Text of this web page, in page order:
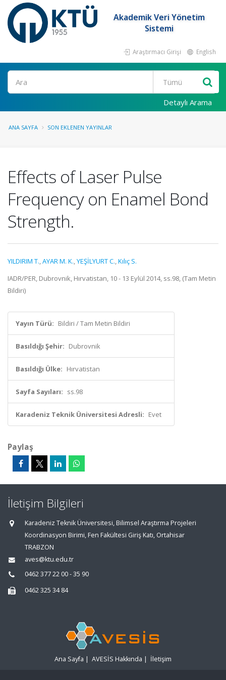
Akademik Veri Yönetim
Sistemi
Araştırmacı Girişi English
Ara
Detaylı Arama
ANA SAYFA SON EKLENEN YAYINLAR
Effects of Laser Pulse
Frequency on Enamel Bond
Strength.
YILDIRIM T.,AYAR M. K.,YEŞİLYURT C.,Kılıç S.
IADR/PER, Dubrovnik, Hırvatistan, 10 - 13 Eylül 2014, ss.98, (Tam Metin
Bildiri)
Yayın Türü: Bildiri / Tam Metin Bildiri
Basıldığı Şehir: Dubrovnik
Basıldığı Ülke: Hırvatistan
Sayfa Sayıları: ss.98
Karadeniz Teknik Üniversitesi Adresli: Evet
Paylaş
İletişim Bilgileri
Karadeniz Teknik Üniversitesi, Bilimsel Araştırma Projeleri
Koordinasyon Birimi, Fen Fakültesi Giriş Katı, Ortahisar
TRABZON
aves@ktu.edu.tr
0462 377 22 00 - 35 90
0462 325 34 84
Ana Sayfa | AVESİS Hakkında | İletişim